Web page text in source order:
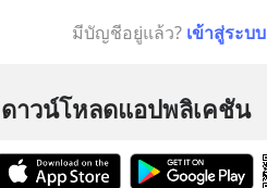
มีบัญชีอยู่แล้ว? เข้าสู่ระบบ
ดาวน์โหลดแอปพลิเคชัน